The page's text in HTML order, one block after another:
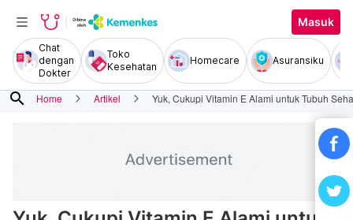
Masuk
Chat
dengan
Dokter
Toko
Kesehatan
Homecare Asuransiku
search Home Artikel Yuk, Cukupi Vitamin E Alami untuk Tubuh